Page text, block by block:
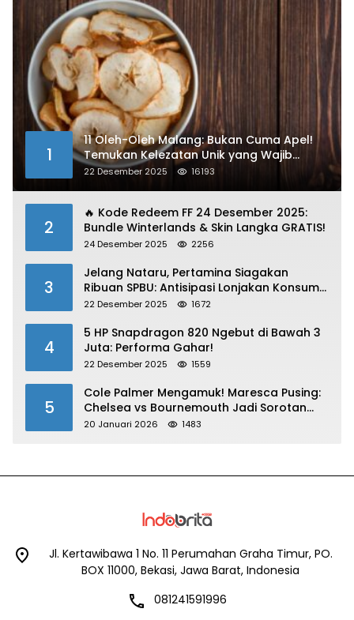
1
11 Oleh-Oleh Malang: Bukan Cuma Apel!
Temukan Kelezatan Unik yang Wajib
Dibawa
22 Desember 2025 16193
2
🔥 Kode Redeem FF 24 Desember 2025:
Bundle Winterlands & Skin Langka GRATIS!
24 Desember 2025 2256
3
Jelang Nataru, Pertamina Siagakan
Ribuan SPBU: Antisipasi Lonjakan Konsumsi
BBM dan LPG!
22 Desember 2025 1672
4
5 HP Snapdragon 820 Ngebut di Bawah 3
Juta: Performa Gahar!
22 Desember 2025 1559
5
Cole Palmer Mengamuk! Maresca Pusing:
Chelsea vs Bournemouth Jadi Sorotan
Utama
20 Januari 2026 1483
Jl. Kertawibawa 1 No. 11 Perumahan Graha Timur, PO.
BOX 11000, Bekasi, Jawa Barat, Indonesia
081241591996